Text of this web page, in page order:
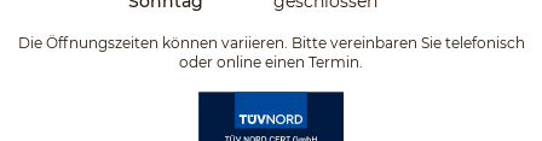
Die Öffnungszeiten können variieren. Bitte vereinbaren Sie telefonisch
oder online einen Termin.